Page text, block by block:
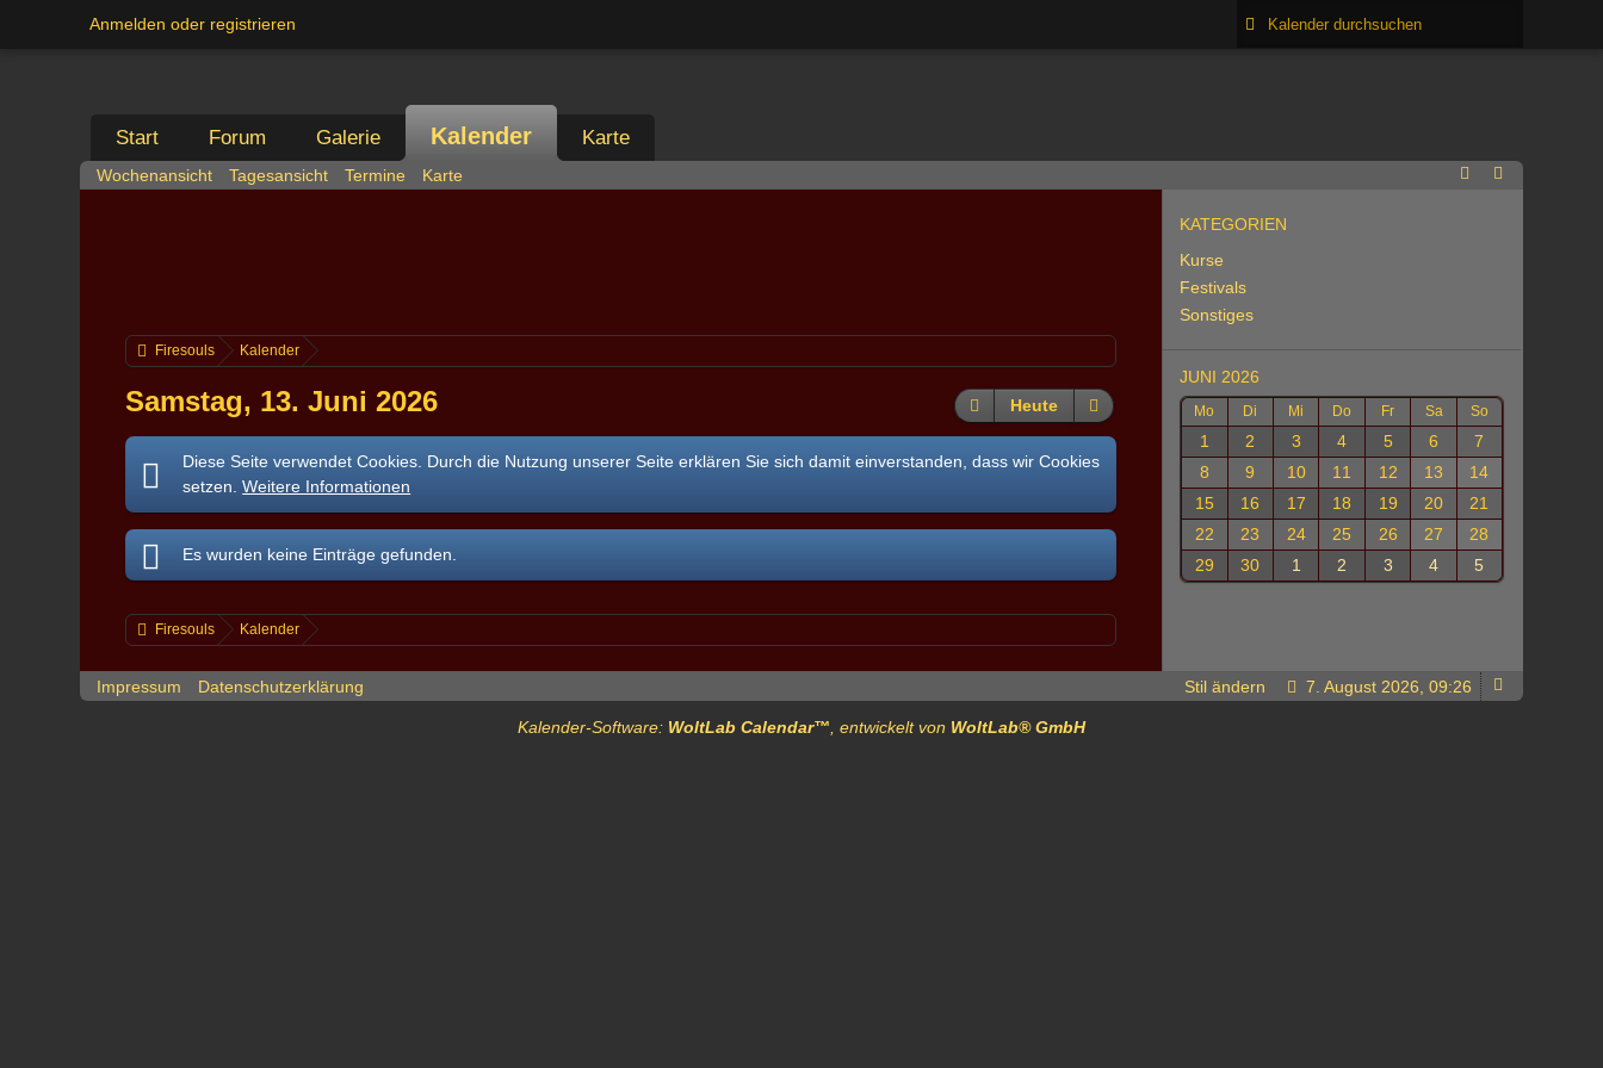
Anmelden oder registrieren
Start Forum Galerie Kalender Karte
Wochenansicht Tagesansicht Termine Karte
Firesouls Kalender
Samstag, 13. Juni 2026 Heute
Diese Seite verwendet Cookies. Durch die Nutzung unserer Seite erklären Sie sich damit einverstanden, dass wir Cookies
setzen.Weitere Informationen
Es wurden keine Einträge gefunden.
Firesouls Kalender
KATEGORIEN
Kurse
Festivals
Sonstiges
JUNI 2026
Mo Di Mi Do Fr Sa So
1 2 3 4 5 6
7
8
9 10 11 12 13
14
15
16 17 18 19 20
21
22
23 24 25 26 27
28
29
30 1 2 3 4 5
Impressum Datenschutzerklärung 7. August 2026, 09:26
Stil ändern
Kalender-Software: WoltLab Calendar™ , entwickelt von WoltLab® GmbH